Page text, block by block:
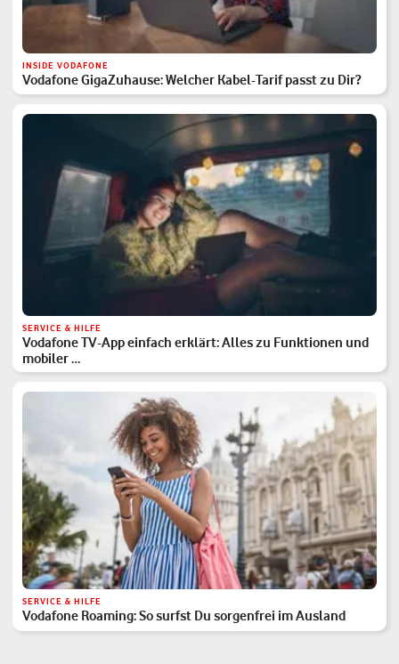
INSIDE VODAFONE
Vodafone GigaZuhause: Welcher Kabel-Tarif passt zu Dir?
SERVICE & HILFE
Vodafone TV-App einfach erklärt: Alles zu Funktionen und
mobiler …
SERVICE & HILFE
Vodafone Roaming: So surfst Du sorgenfrei im Ausland